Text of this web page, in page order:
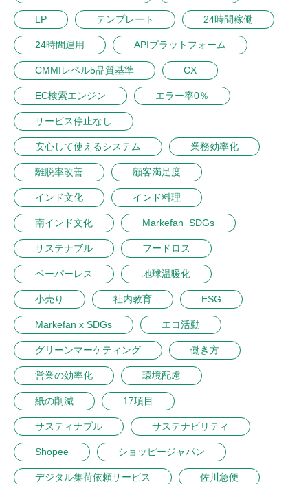
LP テンプレート 24時間稼働
24時間運用 APIプラットフォーム
CMMIレベル5品質基準 CX
EC検索エンジン エラー率0％
サービス停止なし
安心して使えるシステム 業務効率化
離脱率改善 顧客満足度
インド文化 インド料理
南インド文化 Markefan_SDGs
サステナブル フードロス
ペーパーレス 地球温暖化
小売り 社内教育 ESG
Markefan x SDGs エコ活動
グリーンマーケティング 働き方
営業の効率化 環境配慮
紙の削減 17項目
サスティナブル サステナビリティ
Shopee ショッピージャパン
デジタル集荷依頼サービス 佐川急便